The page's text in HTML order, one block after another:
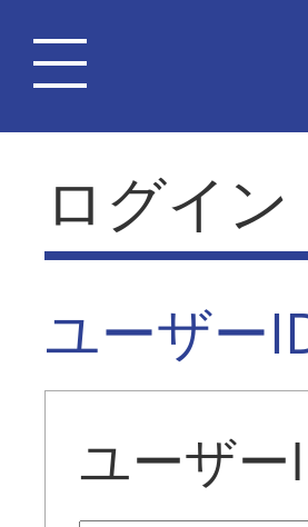
ログイン
ユーザー
ユーザー